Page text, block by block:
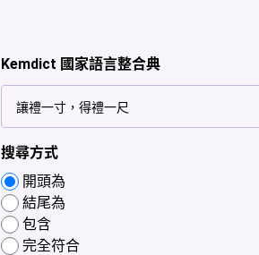
Kemdict 國家語言整合典
搜尋方式
開頭為
結尾為
包含
完全符合